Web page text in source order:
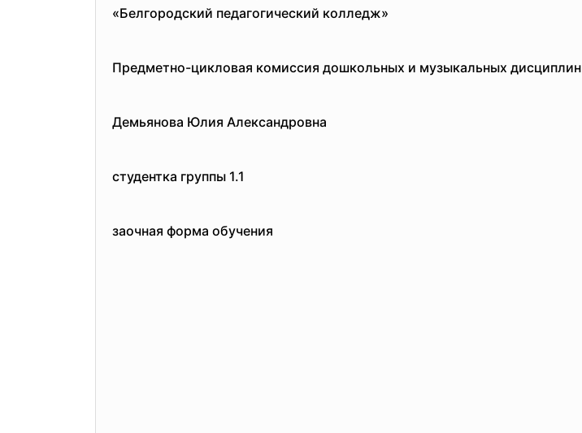
«Белгородский педагогический колледж»
Предметно-цикловая комиссия дошкольных и музыкальных дисциплин
Демьянова Юлия Александровна
студентка группы 1.1
заочная форма обучения